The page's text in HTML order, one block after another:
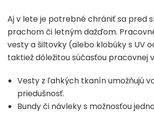
Aj v lete je potrebné chrániť sa pred
prachom či letným dažďom.
vesty a šiltovky (alebo klobúky s UV
taktiež dôležitou súčasťou pracovnej
Vesty z ľahkých tkanín umožňujú
priedušnosť.
Bundy či návleky s možnosťou